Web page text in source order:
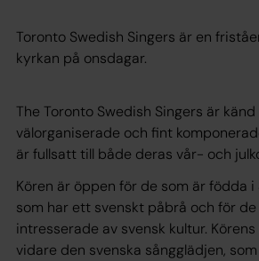
Toronto Swedish Singers är en
kyrkan på onsdagar.
The Toronto Swedish Singers är
välorganiserade och fint
är fullsatt till både deras vår- och
Kören är öppen för de som är födda
som har ett svenskt påbrå och för de
intresserade av svensk kultur.
vidare den svenska sångglädjen,